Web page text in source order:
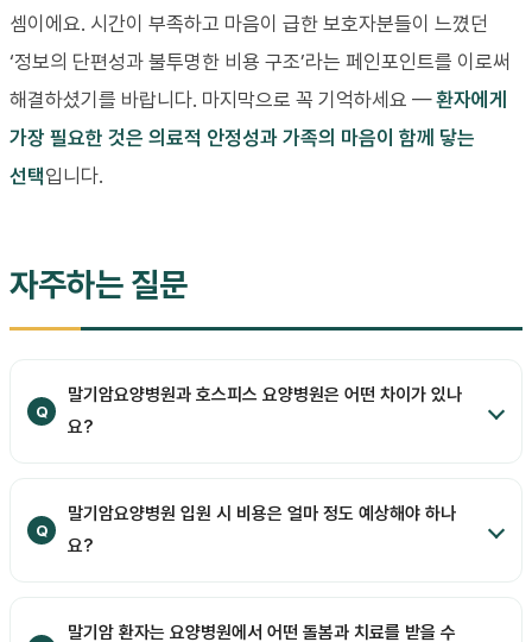
셈이에요. 시간이 부족하고 마음이 급한 보호자분들이 느꼈던
‘정보의 단편성과 불투명한 비용 구조’라는 페인포인트를 이로써
해결하셨기를 바랍니다. 마지막으로 꼭 기억하세요 —환자에게
가장 필요한 것은 의료적 안정성과 가족의 마음이 함께 닿는
선택입니다.
자주하는 질문
말기암요양병원과 호스피스 요양병원은 어떤 차이가 있나
요?
말기암요양병원 입원 시 비용은 얼마 정도 예상해야 하나
요?
말기암 환자는 요양병원에서 어떤 돌봄과 치료를 받을 수